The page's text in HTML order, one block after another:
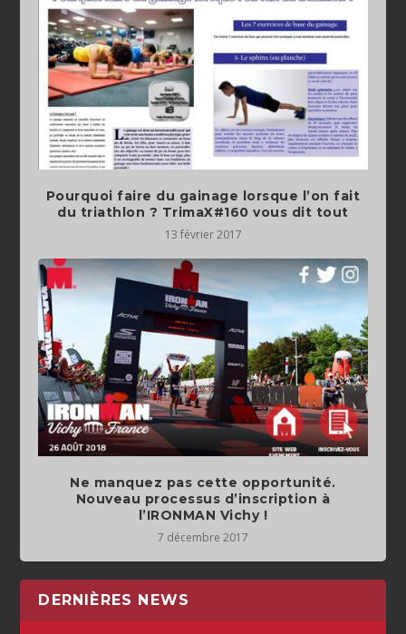
Pourquoi faire du gainage lorsque l’on fait
du triathlon ? TrimaX#160 vous dit tout
13 février 2017
Ne manquez pas cette opportunité.
Nouveau processus d’inscription à
l’IRONMAN Vichy !
7 décembre 2017
DERNIÈRES NEWS